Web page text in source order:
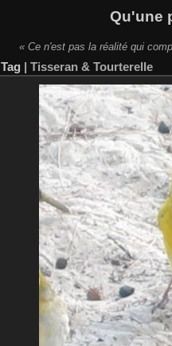
Qu'une
« Ce n'est pas la réalité qui
Tag | Tisseran & Tourterelle